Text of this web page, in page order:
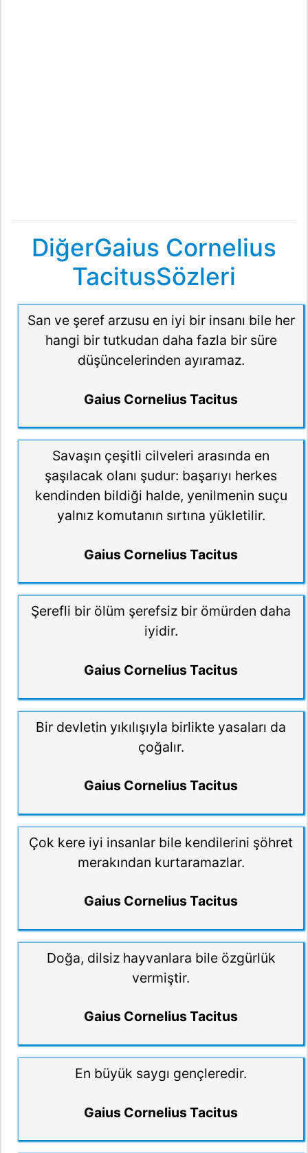
DiğerGaius Cornelius
TacitusSözleri
San ve şeref arzusu en iyi bir insanı bile her
hangi bir tutkudan daha fazla bir süre
düşüncelerinden ayıramaz.
Gaius Cornelius Tacitus
Savaşın çeşitli cilveleri arasında en
şaşılacak olanı şudur: başarıyı herkes
kendinden bildiği halde, yenilmenin suçu
yalnız komutanın sırtına yükletilir.
Gaius Cornelius Tacitus
Şerefli bir ölüm şerefsiz bir ömürden daha
iyidir.
Gaius Cornelius Tacitus
Bir devletin yıkılışıyla birlikte yasaları da
çoğalır.
Gaius Cornelius Tacitus
Çok kere iyi insanlar bile kendilerini şöhret
merakından kurtaramazlar.
Gaius Cornelius Tacitus
Doğa, dilsiz hayvanlara bile özgürlük
vermiştir.
Gaius Cornelius Tacitus
En büyük saygı gençleredir.
Gaius Cornelius Tacitus